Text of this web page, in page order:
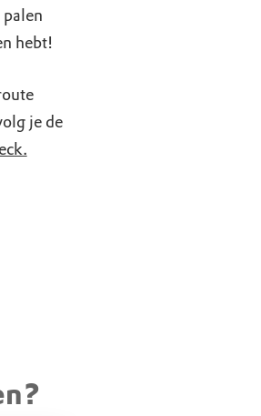
palen
hebt!
je de